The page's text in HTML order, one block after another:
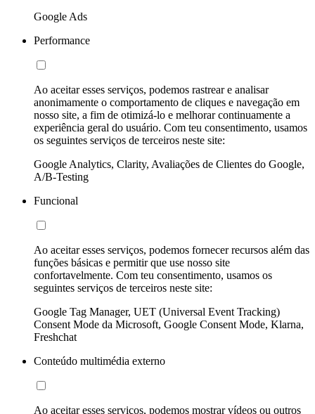
Google Ads
Performance
Ao aceitar esses serviços, podemos rastrear e analisar
anonimamente o comportamento de cliques e navegação em
nosso site, a fim de otimizá-lo e melhorar continuamente a
experiência geral do usuário. Com teu consentimento, usamos
os seguintes serviços de terceiros neste site:
Google Analytics, Clarity, Avaliações de Clientes do Google,
A/B-Testing
Funcional
Ao aceitar esses serviços, podemos fornecer recursos além das
funções básicas e permitir que use nosso site
confortavelmente. Com teu consentimento, usamos os
seguintes serviços de terceiros neste site:
Google Tag Manager, UET (Universal Event Tracking)
Consent Mode da Microsoft, Google Consent Mode, Klarna,
Freshchat
Conteúdo multimédia externo
Ao aceitar esses serviços, podemos mostrar vídeos ou outros